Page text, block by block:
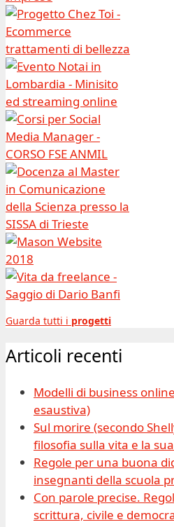
Guarda tutti i progetti
Articoli recenti
Modelli di business
esaustiva)
Sul morire (secondo
filosofia sulla vita e la
Regole per una buona
insegnanti della scuola
Con parole precise.
scrittura, civile e